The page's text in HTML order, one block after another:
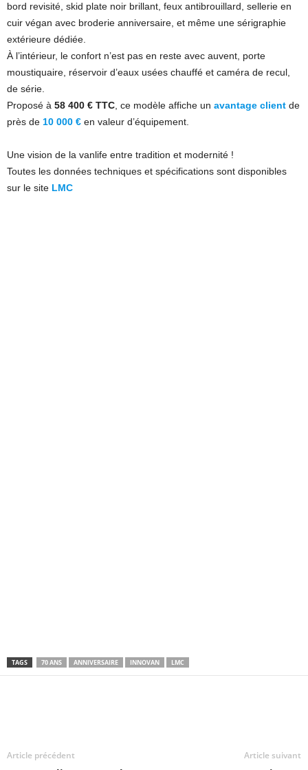
bord revisité, skid plate noir brillant, feux antibrouillard, sellerie en
cuir végan avec broderie anniversaire, et même une sérigraphie
extérieure dédiée.
À l’intérieur, le confort n’est pas en reste avec auvent, porte
moustiquaire, réservoir d’eaux usées chauffé et caméra de recul,
de série.
Proposé à 58 400 € TTC, ce modèle affiche un avantage client de
près de 10 000 € en valeur d’équipement.
Une vision de la vanlife entre tradition et modernité !
Toutes les données techniques et spécifications sont disponibles
sur le site LMC
TAGS 70 ANS ANNIVERSAIRE INNOVAN LMC
Article précédent Article suivant